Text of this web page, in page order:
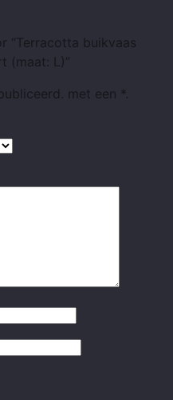
“Terracotta buikvaas
(maat: L)”
met een *.